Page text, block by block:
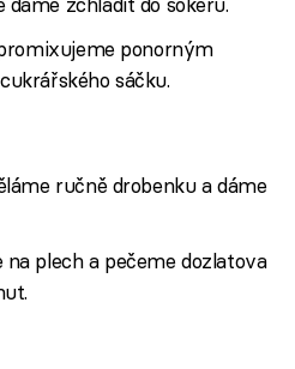
ponorným
sáčku.
ručně drobenku a dáme
plech a pečeme dozlatova